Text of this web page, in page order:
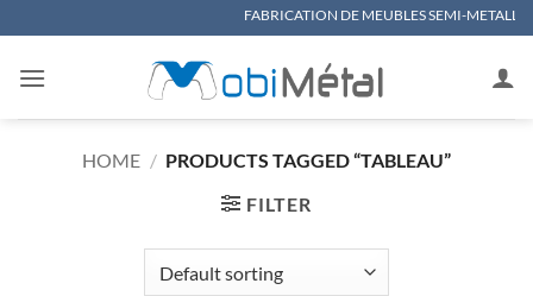
to
content
FABRICATION DE MEUBLES SEMI-
HOME / PRODUCTS TAGGED “TABLEAU”
FILTER